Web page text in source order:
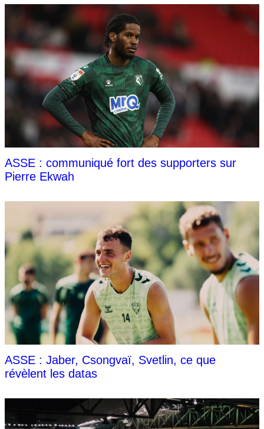
ASSE : communiqué fort des supporters sur
Pierre Ekwah
ASSE : Jaber, Csongvaï, Svetlin, ce que
révèlent les datas